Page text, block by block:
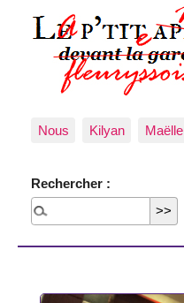
Nous Kilyan Maëlle
Rechercher :